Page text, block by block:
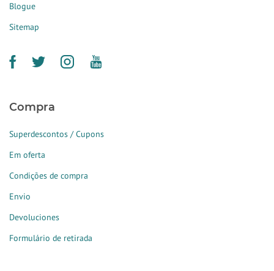
Blogue
Sitemap
Compra
Superdescontos / Cupons
Em oferta
Condições de compra
Envio
Devoluciones
Formulário de retirada